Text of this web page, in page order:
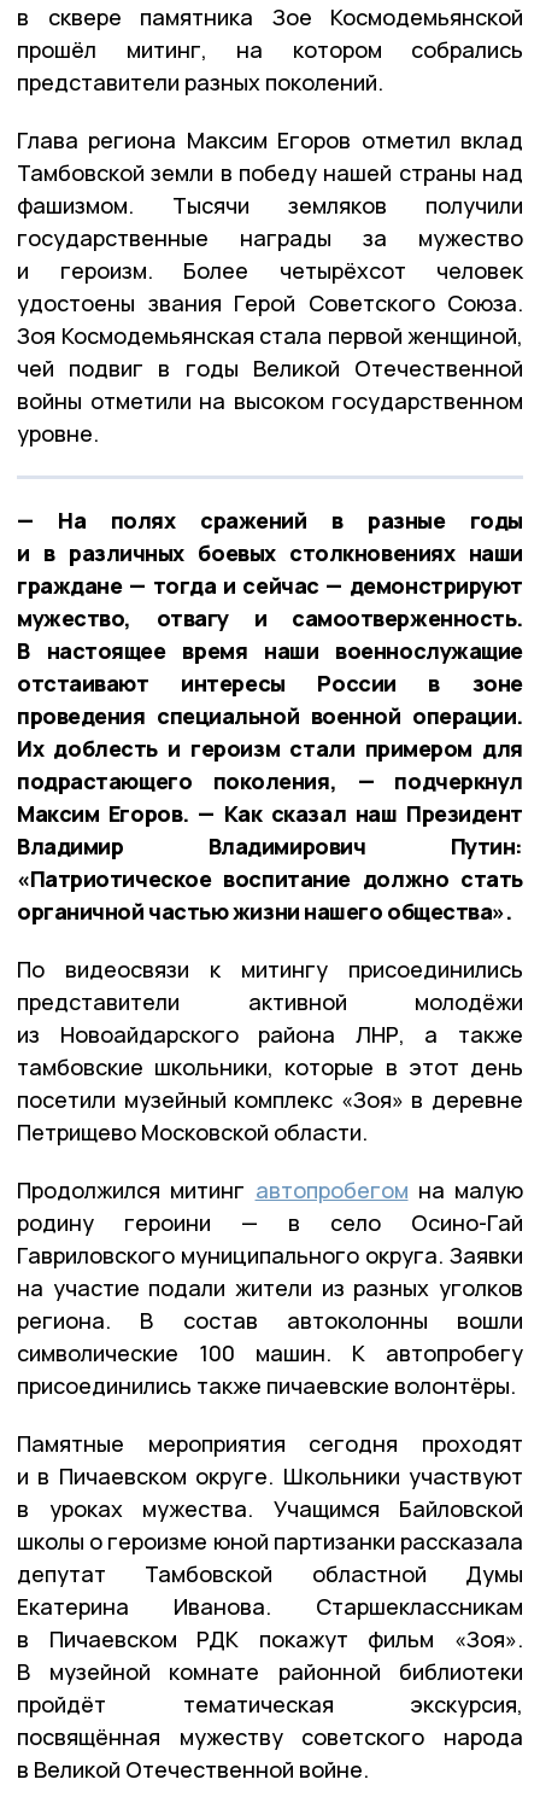
в сквере памятника Зое Космодемьянской
прошёл митинг, на котором собрались
представители разных поколений.
Глава региона Максим Егоров отметил вклад
Тамбовской земли в победу нашей страны над
фашизмом. Тысячи земляков получили
государственные награды за мужество
и героизм. Более четырёхсот человек
удостоены звания Герой Советского Союза.
Зоя Космодемьянская стала первой женщиной,
чей подвиг в годы Великой Отечественной
войны отметили на высоком государственном
уровне.
— На полях сражений в разные годы
и в различных боевых столкновениях наши
граждане — тогда и сейчас — демонстрируют
мужество, отвагу и самоотверженность.
В настоящее время наши военнослужащие
отстаивают интересы России в зоне
проведения специальной военной операции.
Их доблесть и героизм стали примером для
подрастающего поколения, — подчеркнул
Максим Егоров. — Как сказал наш Президент
Владимир Владимирович Путин:
«Патриотическое воспитание должно стать
органичной частью жизни нашего общества».
По видеосвязи к митингу присоединились
представители активной молодёжи
из Новоайдарского района ЛНР, а также
тамбовские школьники, которые в этот день
посетили музейный комплекс «Зоя» в деревне
Петрищево Московской области.
Продолжился митинг автопробегом на малую
родину героини — в село Осино-Гай
Гавриловского муниципального округа. Заявки
на участие подали жители из разных уголков
региона. В состав автоколонны вошли
символические 100 машин. К автопробегу
присоединились также пичаевские волонтёры.
Памятные мероприятия сегодня проходят
и в Пичаевском округе. Школьники участвуют
в уроках мужества. Учащимся Байловской
школы о героизме юной партизанки рассказала
депутат Тамбовской областной Думы
Екатерина Иванова. Старшеклассникам
в Пичаевском РДК покажут фильм «Зоя».
В музейной комнате районной библиотеки
пройдёт тематическая экскурсия,
посвящённая мужеству советского народа
в Великой Отечественной войне.